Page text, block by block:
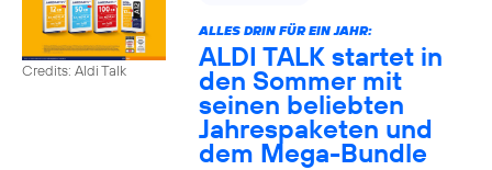
Credits: Aldi Talk
ALLES DRIN FÜR EIN JAHR:
ALDI TALK startet in
den Sommer mit
seinen beliebten
Jahrespaketen und
dem Mega-Bundle